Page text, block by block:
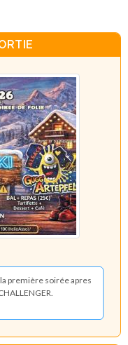
première soirée apres